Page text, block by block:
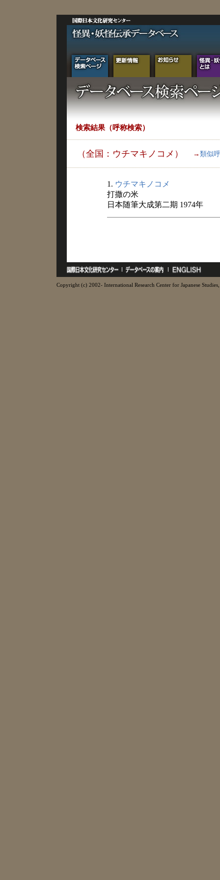
検索結果（呼称検索）
（全国：ウチマキノコメ） → 類似
1. ウチマキノコメ
打撒の米
日本随筆大成第二期 1974年
Copyright (c) 2002- International Research Center for Japanese